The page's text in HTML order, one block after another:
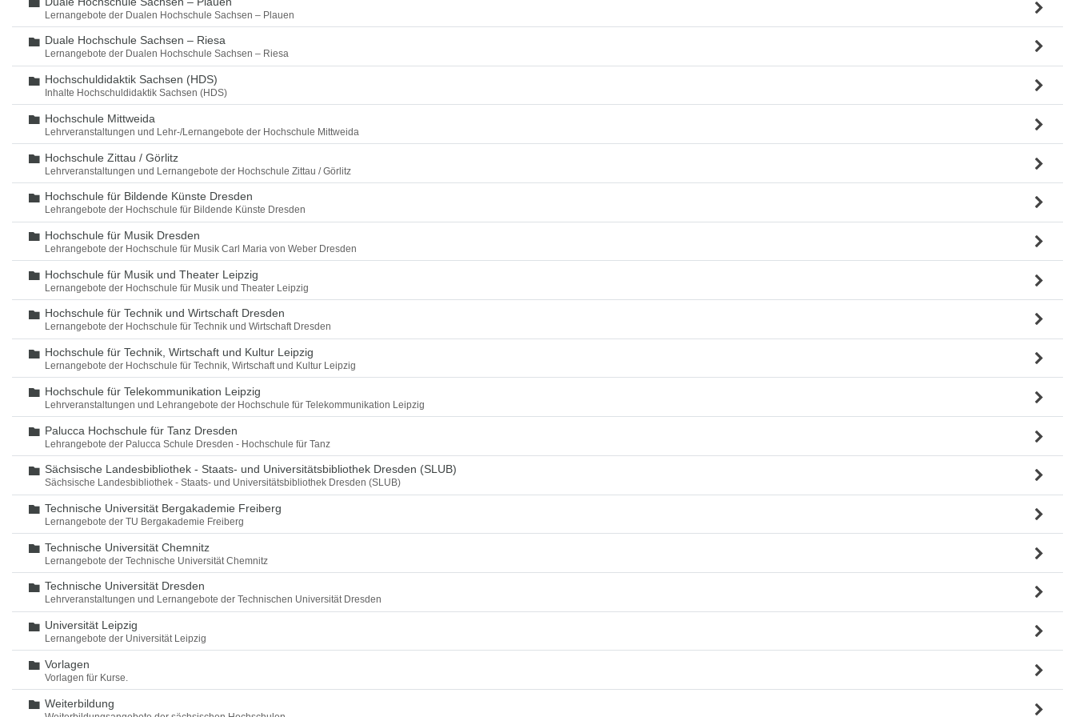
Lernangebote der Dualen Hochschule Sachsen – Plauen
Ordner
Duale Hochschule Sachsen – Riesa
Lernangebote der Dualen Hochschule Sachsen – Riesa
Ordner
Hochschuldidaktik Sachsen (HDS)
Inhalte Hochschuldidaktik Sachsen (HDS)
Ordner
Hochschule Mittweida
Lehrveranstaltungen und Lehr-/Lernangebote der Hochschule Mittweida
Ordner
Hochschule Zittau / Görlitz
Lehrveranstaltungen und Lernangebote der Hochschule Zittau / Görlitz
Ordner
Hochschule für Bildende Künste Dresden
Lehrangebote der Hochschule für Bildende Künste Dresden
Ordner
Hochschule für Musik Dresden
Lehrangebote der Hochschule für Musik Carl Maria von Weber Dresden
Ordner
Hochschule für Musik und Theater Leipzig
Lernangebote der Hochschule für Musik und Theater Leipzig
Ordner
Hochschule für Technik und Wirtschaft Dresden
Lernangebote der Hochschule für Technik und Wirtschaft Dresden
Ordner
Hochschule für Technik, Wirtschaft und Kultur Leipzig
Lernangebote der Hochschule für Technik, Wirtschaft und Kultur Leipzig
Ordner
Hochschule für Telekommunikation Leipzig
Lehrveranstaltungen und Lehrangebote der Hochschule für Telekommunikation Leipzig
Ordner
Palucca Hochschule für Tanz Dresden
Lehrangebote der Palucca Schule Dresden - Hochschule für Tanz
Ordner
Sächsische Landesbibliothek - Staats- und Universitätsbibliothek Dresden (SLUB)
Sächsische Landesbibliothek - Staats- und Universitätsbibliothek Dresden (SLUB)
Ordner
Technische Universität Bergakademie Freiberg
Lernangebote der TU Bergakademie Freiberg
Ordner
Technische Universität Chemnitz
Lernangebote der Technische Universität Chemnitz
Ordner
Technische Universität Dresden
Lehrveranstaltungen und Lernangebote der Technischen Universität Dresden
Ordner
Universität Leipzig
Lernangebote der Universität Leipzig
Ordner
Vorlagen
Vorlagen für Kurse.
Ordner
Weiterbildung